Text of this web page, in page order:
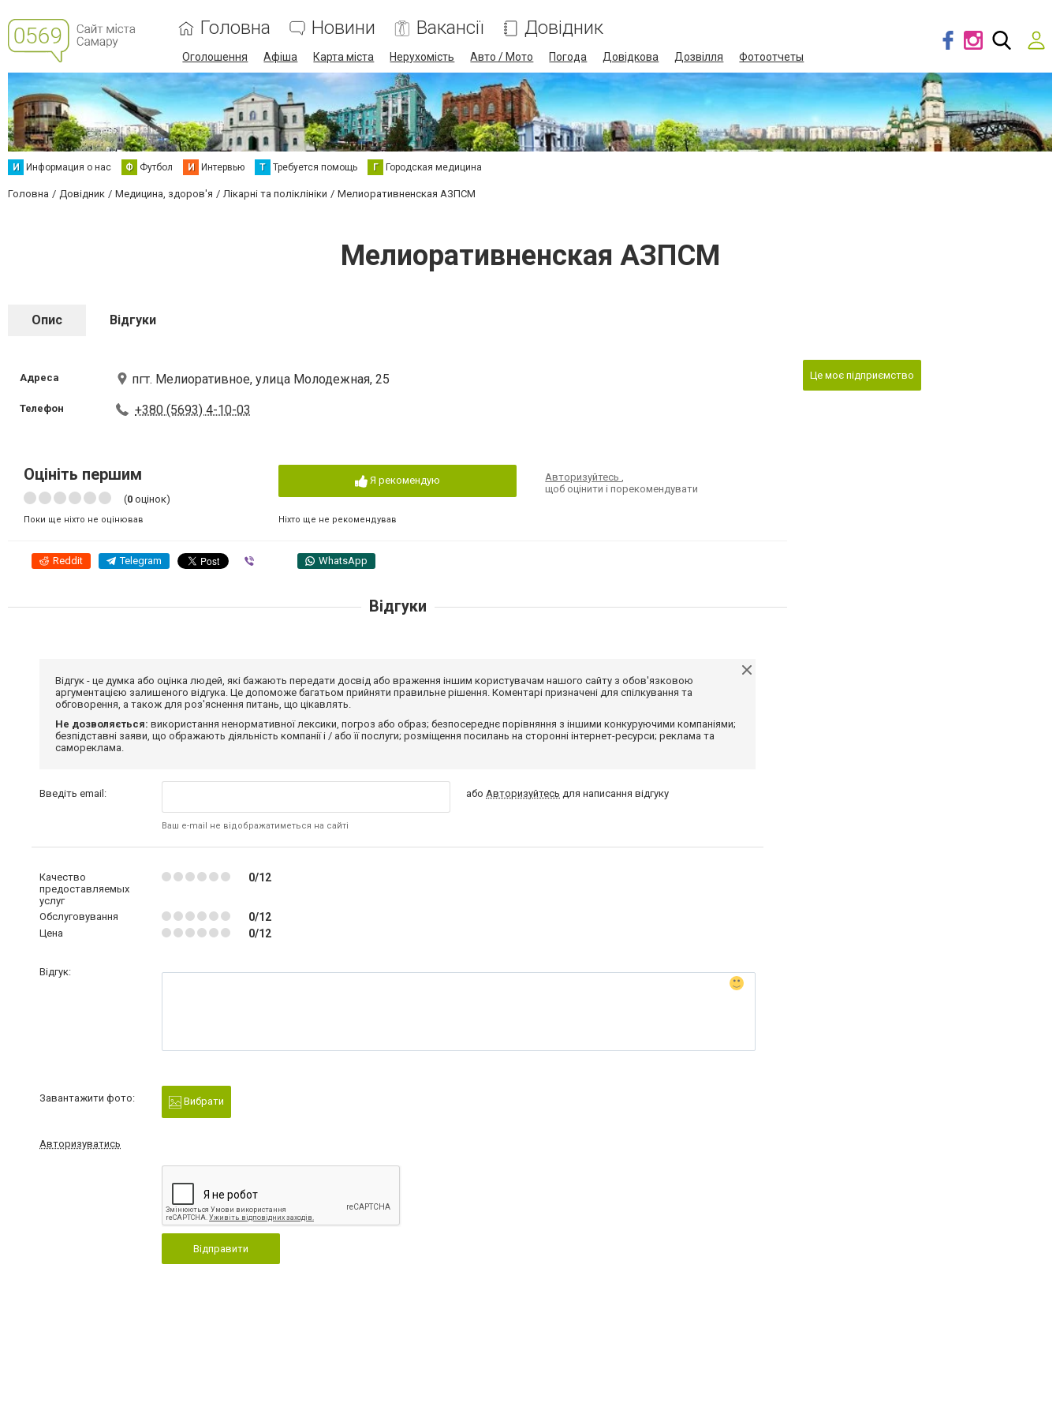
Головна Новини Вакансії Довідник
Оголошення Афіша Карта міста Нерухомість Авто / Мото Погода Довідкова Дозвілля Фотоотчеты
И Информация о нас Ф Футбол И Интервью Т Требуется помощь Г Городская медицина
Головна Довідник Медицина, здоров'я Лікарні та поліклініки Мелиоративненская АЗПСМ
Мелиоративненская АЗПСМ
Опис Відгуки
Адреса пгт. Мелиоративное, улица Молодежная, 25
Телефон +380 (5693) 4-10-03
Оцініть першим
(0 оцінок)
Поки ще ніхто не оцінював
Я рекомендую
Ніхто ще не рекомендував
Авторизуйтесь,
щоб оцінити і порекомендувати
Reddit Telegram WhatsApp
Це моє підприємство
Відгуки
Відгук - це думка або оцінка людей, які бажають передати досвід або враження іншим користувачам нашого сайту з обов'язковою
аргументацією залишеного відгука. Це допоможе багатьом прийняти правильне рішення. Коментарі призначені для спілкування та
обговорення, а також для роз'яснення питань, що цікавлять.
Не дозволяється: використання ненормативної лексики, погроз або образ; безпосереднє порівняння з іншими конкуруючими компаніями;
безпідставні заяви, що ображають діяльність компанії і / або її послуги; розміщення посилань на сторонні інтернет-ресурси; реклама та
самореклама.
Введіть email:
Ваш e-mail не відображатиметься на сайті
абоАвторизуйтесь для написання відгуку
Качество
предоставляемых
услуг
0/12
Обслуговування 0/12
Цена 0/12
Відгук:
Завантажити фото: Вибрати
Авторизуватись
Відправити